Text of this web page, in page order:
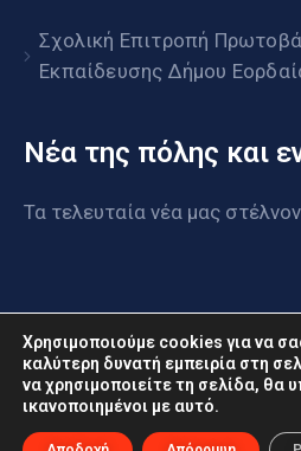
Σχολική Επιτροπή
Εκπαίδευσης Δήμου
Νέα της πόλης και
Τα τελευταία νέα μας
www.eordaia.gov.gr © 2022.
Χρησιμοποιούμε cookies για να
καλύτερη δυνατή εμπειρία στη
να χρησιμοποιείτε τη σελίδα, θα
ικανοποιημένοι με αυτό.